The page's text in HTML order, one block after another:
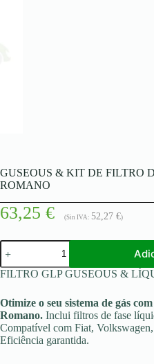
GUSEOUS & KIT DE FILTRO
ROMANO
63,25 € (Sin IVA: 52,27 €)
Quantidade
de
GUSEOUS
&
DE
FILTRO
DE
GLP
FILTRO GLP GUSEOUS &
Otimize o seu sistema de gás
Romano. Inclui filtros de fase
Compatível com Fiat,
Eficiência garantida.